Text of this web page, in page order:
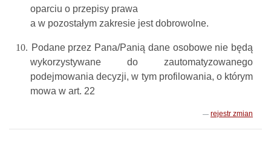
oparciu o przepisy prawa
a w pozostałym zakresie jest dobrowolne.
10. Podane przez Pana/Panią dane osobowe nie będą
wykorzystywane do zautomatyzowanego
podejmowania decyzji, w tym profilowania, o którym
mowa w art. 22
rejestr zmian